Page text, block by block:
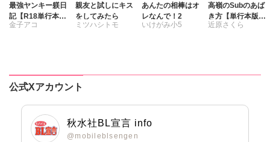
高口里純
水無月ルカ
最強ヤンキー躾日
記【R18単行本
版】
金子アコ
親友と試しにキス
をしてみたら
ミツハシトモ
あんたの相棒はオ
レなんで！2
いけがみ小5
高嶺のSubのあば
き方【単行本版】
2君の心をとかす
近原さくら
公式Xアカウント
秋水社BL宣言 info
@mobileblsengen